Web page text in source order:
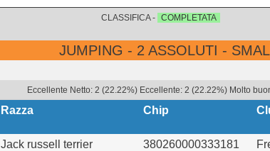
CLASSIFICA - COMPLETATA
JUMPING - 2 ASSOLUTI -
Eccellente Netto: 2 (22.22%) Eccellente: 2 (22.22%) Molto
Razza Chip
Jack russell terrier 380260000333181